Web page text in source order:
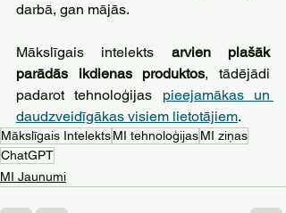
darbā, gan mājās.
Mākslīgais intelekts arvien plašāk
parādās ikdienas produktos, tādējādi
padarot tehnoloģijas pieejamākas un
daudzveidīgākas visiem lietotājiem.
Mākslīgais IntelektsMI tehnoloģijasMI ziņas
ChatGPT
MI Jaunumi